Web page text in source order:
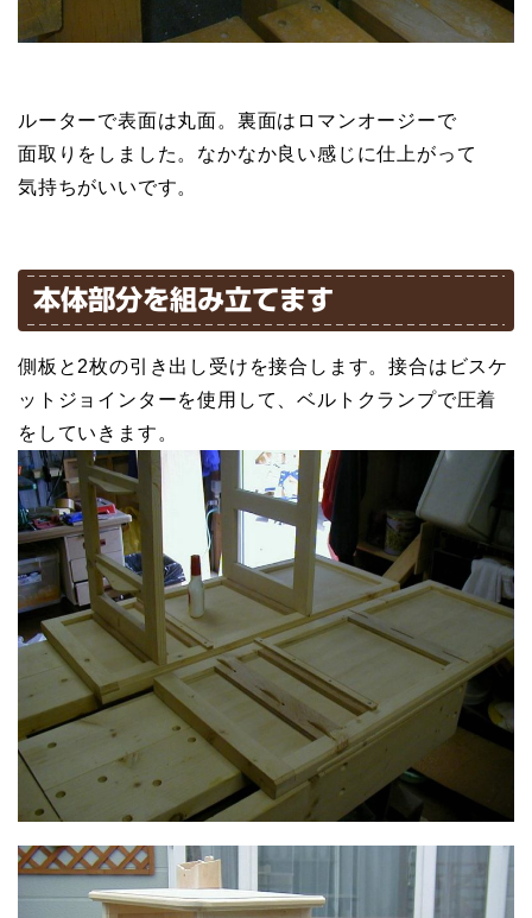
ルーターで表面は丸面。裏面はロマンオージーで
面取りをしました。なかなか良い感じに仕上がって
気持ちがいいです。
本体部分を組み立てます
側板と2枚の引き出し受けを接合します。接合はビスケ
ットジョインターを使用して、ベルトクランプで圧着
をしていきます。